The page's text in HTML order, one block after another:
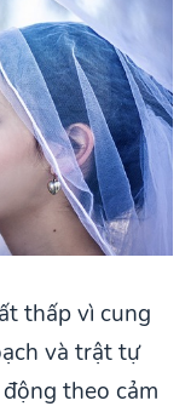
thấp vì cung
và trật tự
theo cảm